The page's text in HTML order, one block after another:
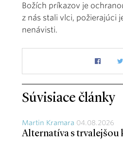
Božích príkazov je
z nás stali vlci, požierajúci
nenávisti.
Súvisiace články
Martin Kramara 04.08.2026
Alternatíva s trvalejšou